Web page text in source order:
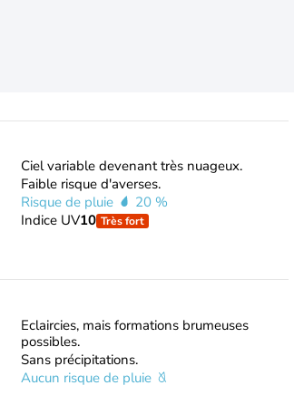
Ciel variable devenant très nuageux.
Faible risque d'averses.
Risque de pluie
20 %
Indice UV10 Très fort
Eclaircies, mais formations brumeuses
possibles.
Sans précipitations.
Aucun risque de pluie